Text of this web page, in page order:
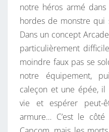
notre héros armé
hordes de monstre qui
Dans un concept
particulièrement
moindre faux pas se
notre équipement,
caleçon et une épée,
vie et espérer peut-
armure… C’est le